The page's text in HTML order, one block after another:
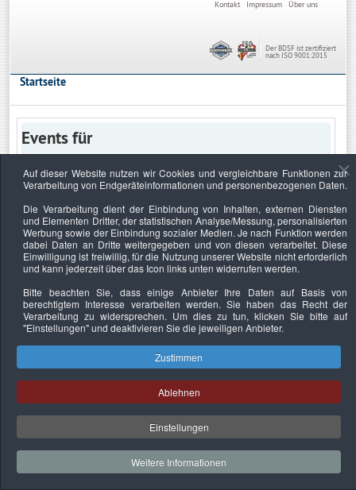
Über uns
Impressum
Kontakt
Der BDSF ist zertifiziert
nach ISO 9001:2015
Startseite
Events für
Keine Termine
Datenschutzerklärung Urheberrechtsnachweise Nachhaltigkeit
Copyright © 2026. Bundesverband Deutscher
Sachverständiger und Fachgutachter e.V..
Auf dieser Website nutzen wir Cookies und vergleichbare Funktionen zur
Verarbeitung von Endgeräteinformationen und personenbezogenen Daten.
Die Verarbeitung dient der Einbindung von Inhalten, externen Diensten
und Elementen Dritter, der statistischen Analyse/Messung, personalisierten
Werbung sowie der Einbindung sozialer Medien. Je nach Funktion werden
dabei Daten an Dritte weitergegeben und von diesen verarbeitet. Diese
Einwilligung ist freiwillig, für die Nutzung unserer Website nicht erforderlich
und kann jederzeit über das Icon links unten widerrufen werden.
Bitte beachten Sie, dass einige Anbieter Ihre Daten auf Basis von
berechtigtem Interesse verarbeiten werden. Sie haben das Recht der
Verarbeitung zu widersprechen. Um dies zu tun, klicken Sie bitte auf
"Einstellungen"und deaktivieren Sie die jeweiligen Anbieter.
Zustimmen
Ablehnen
Einstellungen
Weitere Informationen